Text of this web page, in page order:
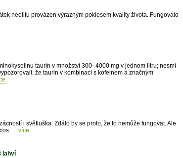
neolitu provázen výrazným poklesem kvality života. Fungovalo
taurin v množství 300–4000 mg v jednom litru; nesmí
že taurin v kombinaci s kofeinem a značným
i světluška. Zdálo by se proto, že to nemůže fungovat. Ale
více
lahví